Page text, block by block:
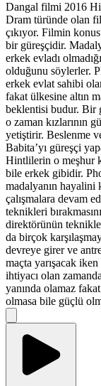
Dangal filmi 2016
Dram türünde olan
çıkıyor. Filmin
bir güreşçidir.
erkek evladı
olduğunu söylerler.
erkek evlat sahibi
fakat ülkesine altın
beklentisi budur. Bir
o zaman kızlarının
yetiştirir. Beslenme
Babita’yı güreşçi
Hintlilerin o meşhur
bile erkek gibidir.
madalyanın hayalini
çalışmalara devam
teknikleri
direktörünün
da birçok
devreye girer ve
maçta yarışacak
ihtiyacı olan
yanında olamaz
olmasa bile güçlü